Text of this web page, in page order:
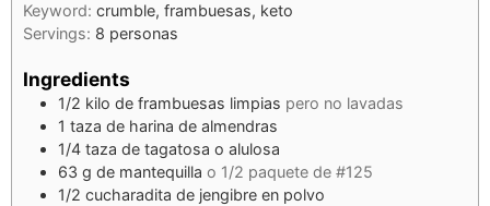
Keyword: crumble, frambuesas, keto
Servings: 8 personas
Ingredients
1/2 kilo de frambuesas limpias pero no lavadas
1 taza de harina de almendras
1/4 taza de tagatosa o alulosa
63 g de mantequilla o 1/2 paquete de #125
1/2 cucharadita de jengibre en polvo